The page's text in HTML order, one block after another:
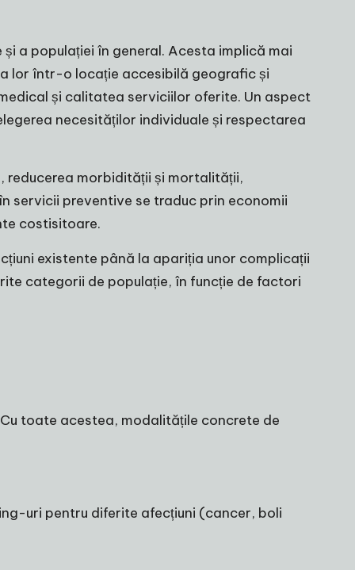
a populației în general. Acesta implică mai
lor într-o locație accesibilă geografic și
și calitatea serviciilor oferite. Un aspect
necesităților individuale și respectarea
reducerea morbidității și mortalității,
servicii preventive se traduc prin economii
costisitoare.
existente până la apariția unor complicații
categorii de populație, în funcție de factori
toate acestea, modalitățile concrete de
uri pentru diferite afecțiuni (cancer, boli